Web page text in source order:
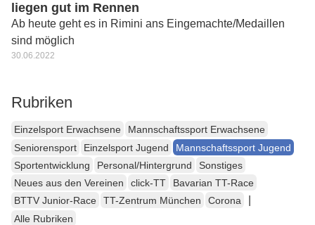
liegen gut im Rennen
Ab heute geht es in Rimini ans Eingemachte/Medaillen
sind möglich
30.06.2022
Rubriken
Einzelsport Erwachsene
Mannschaftssport Erwachsene
Seniorensport
Einzelsport Jugend
Mannschaftssport Jugend
Sportentwicklung
Personal/Hintergrund
Sonstiges
Neues aus den Vereinen
click-TT
Bavarian TT-Race
BTTV Junior-Race
TT-Zentrum München Corona
Alle Rubriken